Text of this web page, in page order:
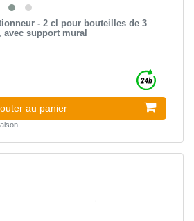
- 2 cl pour bouteilles de 3
avec support mural
au panier